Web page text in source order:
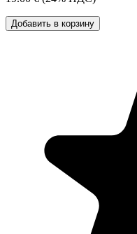
Добавить в корзину